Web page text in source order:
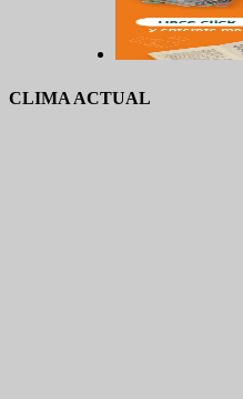
CLIMA ACTUAL